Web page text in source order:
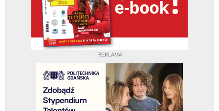
REKLAMA